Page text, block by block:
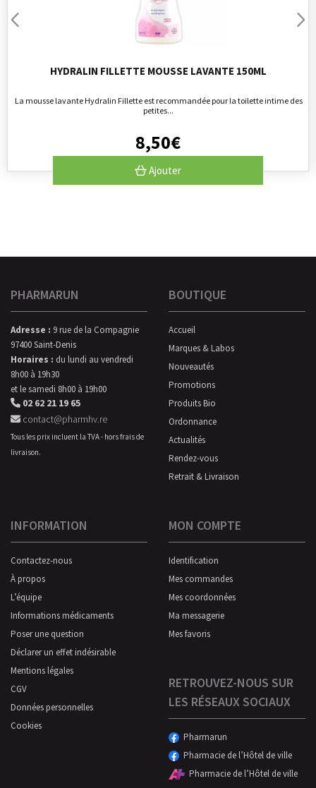
HYDRALIN FILLETTE MOUSSE LAVANTE 150ML
La mousse lavante Hydralin Fillette est recommandée pour la toilette intime des
petites...
8,50€
Ajouter
PHARMARUN
Adresse : 9 rue de la Compagnie
97400 Saint-Denis
Horaires : du lundi au vendredi
8h00 à 19h30
et le samedi 8h00 à 19h00
02 62 21 19 65
contact@pharmhv.re
Tous les prix incluent la TVA - hors frais de
livraison.
BOUTIQUE
Accueil
Marques & Labos
Nouveautés
Promotions
Produits Bio
Ordonnance
Actualités
Rendez-vous
Retrait & Livraison
INFORMATION
Contactez-nous
À propos
L’équipe
Informations médicaments
Poser une question
Déclarer un effet indésirable
Mentions légales
CGV
Données personnelles
Cookies
MON COMPTE
Identification
Mes commandes
Mes coordonnées
Ma messagerie
Mes favoris
RETROUVEZ-NOUS SUR
LES RÉSEAUX SOCIAUX
Pharmarun
Pharmacie de l’Hôtel de ville
Pharmacie de l’Hôtel de ville